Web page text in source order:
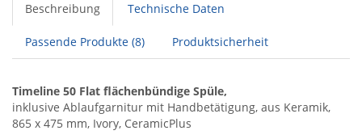
Beschreibung Technische Daten
Passende Produkte (8) Produktsicherheit
Timeline 50 Flat flächenbündige Spüle,
inklusive Ablaufgarnitur mit Handbetätigung, aus Keramik,
865 x 475 mm, Ivory, CeramicPlus